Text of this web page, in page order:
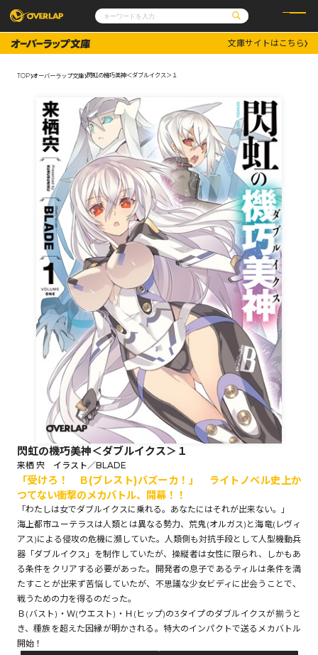
コミックガルド
コミッククリエ
文庫
ノベルス
その他
コミックエッセイ
ポケットモンスター
アニメ
ゲーム
通販・NEWS
OVERLAP STORE
オーバーラップ広報室
企業
会社概要
採用情報
アクセス
オーバーラップホールディングス
お問い合わせはこちら
オーバーラップ文庫
オーバーラップノベルス
オーバーラップノベルスf
ロサージュノベルス
コミックガルド
コミッククリエ
コミックパルフェ
文庫サイトはこちら
TOP オーバーラップ文庫 閃虹の機巧美神＜ダブルイクス＞１
閃虹の機巧美神＜ダブルイクス＞１
来栖 宍 イラスト／BLADE
「受けろ！ Ｂ(ブレスト)バズーカ！」 ライトノベル史上か
つてない衝撃のメカバトル、開幕！！
「わたしは女でダブルイクスに乗れる。あなたにはそれが出来ない。」
海上都市ユーテラスは人類とは異なる勢力、荒鬼(オルガス)と海竜(レヴィ
アス)による侵攻の危機に瀕していた。人類側も対抗手段として人型機動兵
器「ダブルイクス」を制作していたが、操縦者は女性に限られ、しかもあ
る条件をクリアする必要があった。開発者の息子であるティルは条件を満
たすことが出来ず苦悩していたが、不思議な少女ビディに出会うことで、
戦うための力を得るのだった。
Ｂ(バスト)・Ｗ(ウエスト)・Ｈ(ヒップ)の3タイプのダブルイクスが揃うと
き、種族を超えた因縁が明かされる。特大のインパクトで送るメカバトル
開始！